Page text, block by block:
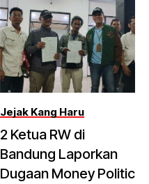
Jejak Kang Haru
2 Ketua RW di
Bandung Laporkan
Dugaan Money Politic